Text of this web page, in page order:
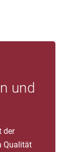
und
der
Qualität